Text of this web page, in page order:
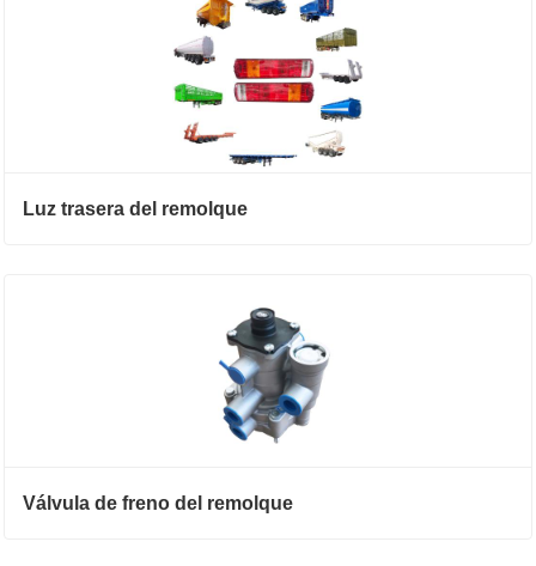
Luz trasera del remolque
Válvula de freno del remolque